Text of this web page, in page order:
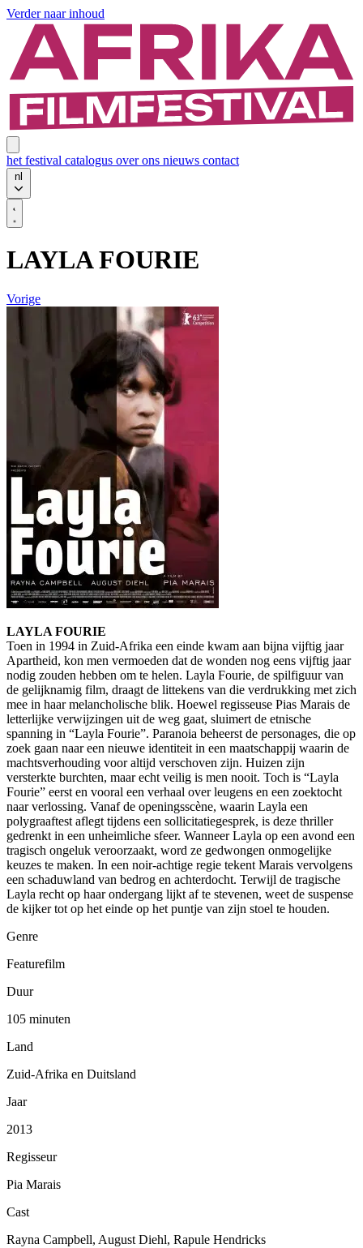
Verder naar inhoud
het festival catalogus over ons nieuws contact
nl
LAYLA FOURIE
Vorige
LAYLA FOURIE
Toen in 1994 in Zuid-Afrika een einde kwam aan bijna vijftig jaar
Apartheid, kon men vermoeden dat de wonden nog eens vijftig jaar
nodig zouden hebben om te helen. Layla Fourie, de spilfiguur van
de gelijknamig film, draagt de littekens van die verdrukking met zich
mee in haar melancholische blik. Hoewel regisseuse Pias Marais de
letterlijke verwijzingen uit de weg gaat, sluimert de etnische
spanning in “Layla Fourie”. Paranoia beheerst de personages, die op
zoek gaan naar een nieuwe identiteit in een maatschappij waarin de
machtsverhouding voor altijd verschoven zijn. Huizen zijn
versterkte burchten, maar echt veilig is men nooit. Toch is “Layla
Fourie” eerst en vooral een verhaal over leugens en een zoektocht
naar verlossing. Vanaf de openingsscène, waarin Layla een
polygraaftest aflegt tijdens een sollicitatiegesprek, is deze thriller
gedrenkt in een unheimliche sfeer. Wanneer Layla op een avond een
tragisch ongeluk veroorzaakt, word ze gedwongen onmogelijke
keuzes te maken. In een noir-achtige regie tekent Marais vervolgens
een schaduwland van bedrog en achterdocht. Terwijl de tragische
Layla recht op haar ondergang lijkt af te stevenen, weet de suspense
de kijker tot op het einde op het puntje van zijn stoel te houden.
Genre
Featurefilm
Duur
105 minuten
Land
Zuid-Afrika en Duitsland
Jaar
2013
Regisseur
Pia Marais
Cast
Rayna Campbell, August Diehl, Rapule Hendricks